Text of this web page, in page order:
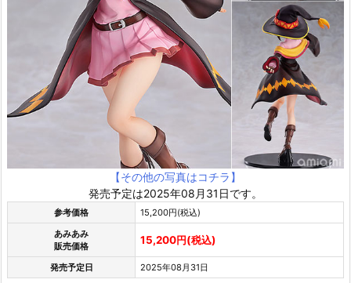
【その他の写真はコチラ】
発売予定は2025年08月31日です。
参考価格
15,200円(税込)
あみあみ
販売価格
15,200円(税込)
発売予定日 2025年08月31日